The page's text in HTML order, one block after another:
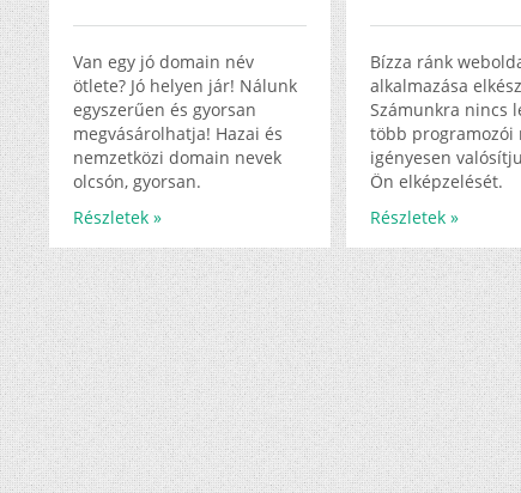
Van egy jó domain név
ötlete? Jó helyen jár! Nálunk
egyszerűen és gyorsan
megvásárolhatja! Hazai és
nemzetközi domain nevek
olcsón, gyorsan.
Részletek »
Bízza ránk
alkalmazása
Számunkra nincs
több programozói
igényesen
Ön elképzelését.
Részletek »